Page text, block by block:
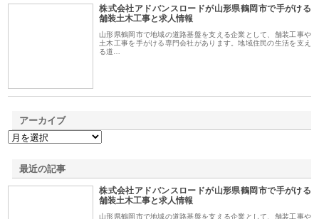
株式会社アドバンスロードが山形県鶴岡市で手がける
舗装土木工事と求人情報
山形県鶴岡市で地域の道路基盤を支える企業として、舗装工事や
土木工事を手がける専門会社があります。地域住民の生活を支え
る道…
アーカイブ
最近の記事
株式会社アドバンスロードが山形県鶴岡市で手がける
舗装土木工事と求人情報
山形県鶴岡市で地域の道路基盤を支える企業として、舗装工事や